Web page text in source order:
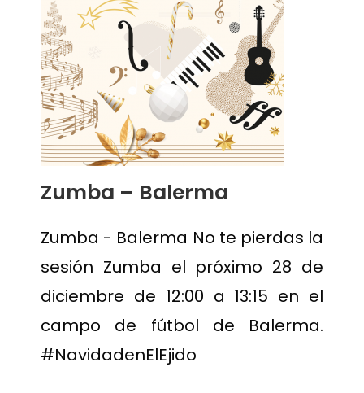
Zumba – Balerma
Zumba - Balerma No te pierdas la
sesión Zumba el próximo 28 de
diciembre de 12:00 a 13:15 en el
campo de fútbol de Balerma.
#NavidadenElEjido